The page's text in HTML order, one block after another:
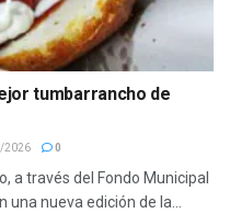
tumbarrancho de
2026 0
a través del Fondo Municipal
una nueva edición de la...